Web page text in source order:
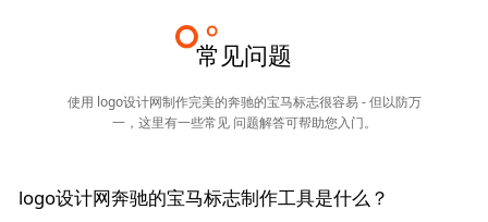
常见问题
使用 logo设计网制作完美的奔驰的宝马标志很容易 - 但以防万
一，这里有一些常见 问题解答可帮助您入门。
logo设计网奔驰的宝马标志制作工具是什么？